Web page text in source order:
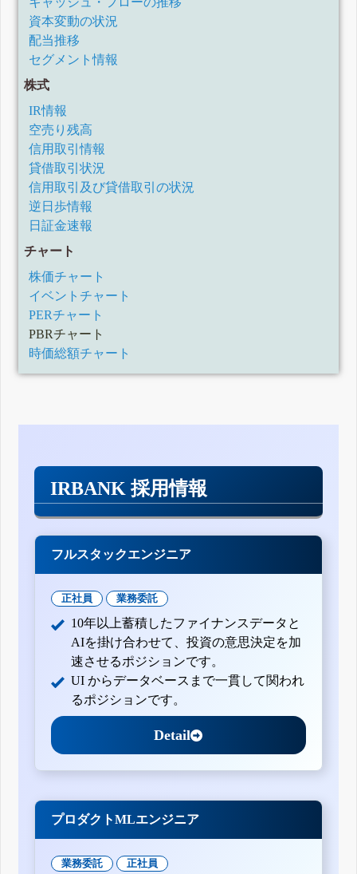
資本変動の状況
配当推移
セグメント情報
株式
IR情報
空売り残高
信用取引情報
貸借取引状況
信用取引及び貸借取引の状況
逆日歩情報
日証金速報
チャート
株価チャート
イベントチャート
PERチャート
PBRチャート
時価総額チャート
IRBANK 採用情報
フルスタックエンジニア
正社員 業務委託
10年以上蓄積したファイナンスデータと
AIを掛け合わせて、投資の意思決定を加
速させるポジションです。
UI からデータベースまで一貫して関われ
るポジションです。
Detail
プロダクトMLエンジニア
業務委託 正社員